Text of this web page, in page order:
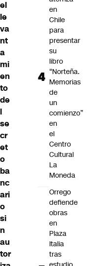
el
le
va
nt
a
mi
en
to
de
l
se
cr
et
o
ba
nc
ari
o
si
n
au
tor
en
Chile
para
presentar
su
libro
“Norteña.
Memorias
de
un
comienzo”
en
el
Centro
Cultural
La
Moneda
Orrego
defiende
obras
en
Plaza
Italia
tras